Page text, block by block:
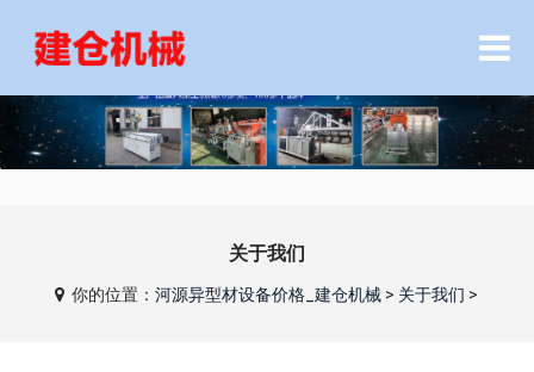
关于我们
你的位置：河源异型材设备价格_建仓机械 > 关于我们 >